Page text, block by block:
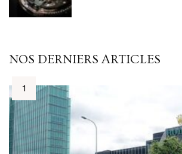
NOS DERNIERS ARTICLES